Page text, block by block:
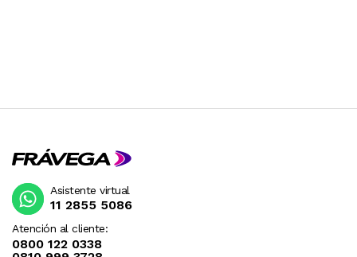
Atención al cliente:
0800 122 0338
Asistente virtual
11 2855 5086